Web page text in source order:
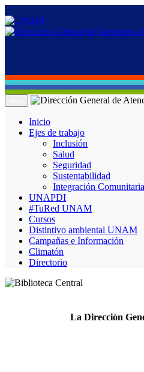
Inicio
Ejes de trabajo
Inclusión
Salud
Seguridad
Sustentabilidad
Integración Comunitaria
UNAPDI
#TuRed UNAM
Cursos
Distintivo ambiental UNAM
Campañas e Información
Climatón
Directorio
La Dirección